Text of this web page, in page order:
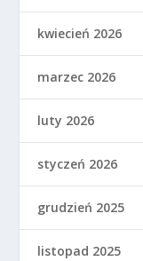
kwiecień 2026
marzec 2026
luty 2026
styczeń 2026
grudzień 2025
listopad 2025